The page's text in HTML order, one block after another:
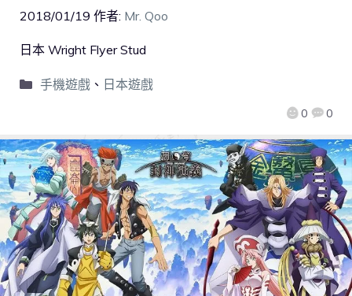
2018/01/19 作者: Mr. Qoo
0 0
日本 Wright Flyer Stud
手機遊戲、 日本遊戲